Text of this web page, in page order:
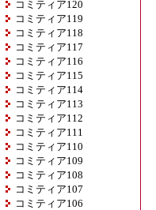
コミティア120
コミティア119
コミティア118
コミティア117
コミティア116
コミティア115
コミティア114
コミティア113
コミティア112
コミティア111
コミティア110
コミティア109
コミティア108
コミティア107
コミティア106